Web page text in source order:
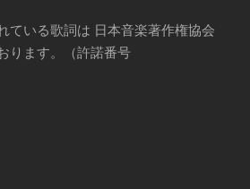
ている歌詞は 日本音楽著作権協会
ります。（許諾番号